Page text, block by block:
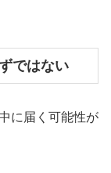
ではない
に届く可能性が